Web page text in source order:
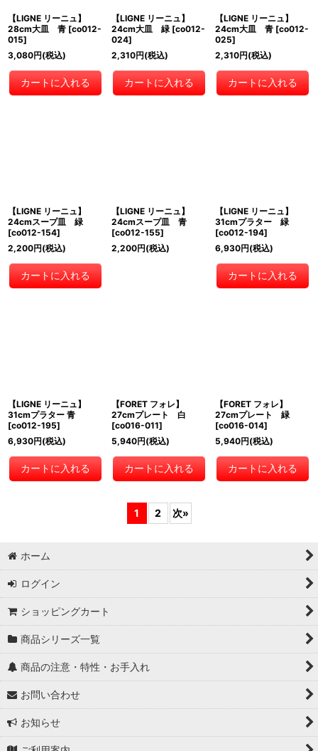
【LIGNE リーニュ】
28cm大皿 青 [co012-
015]
3,080円(税込)
カートに入れる
【LIGNE リーニュ】
24cm大皿 緑 [co012-
024]
2,310円(税込)
カートに入れる
【LIGNE リーニュ】
24cm大皿 青 [co012-
025]
2,310円(税込)
カートに入れる
【LIGNE リーニュ】
24cmスープ皿 緑
[co012-154]
2,200円(税込)
カートに入れる
【LIGNE リーニュ】
24cmスープ皿 青
[co012-155]
2,200円(税込)
【LIGNE リーニュ】
31cmプラター 緑
[co012-194]
6,930円(税込)
カートに入れる
【LIGNE リーニュ】
31cmプラター 青
[co012-195]
6,930円(税込)
カートに入れる
【FORET フォレ】
27cmプレート 白
[co016-011]
5,940円(税込)
カートに入れる
【FORET フォレ】
27cmプレート 緑
[co016-014]
5,940円(税込)
カートに入れる
1 2 次»
ホーム
ログイン
ショッピングカート
商品シリーズ一覧
商品の注意・特性・お手入れ
お問い合わせ
お知らせ